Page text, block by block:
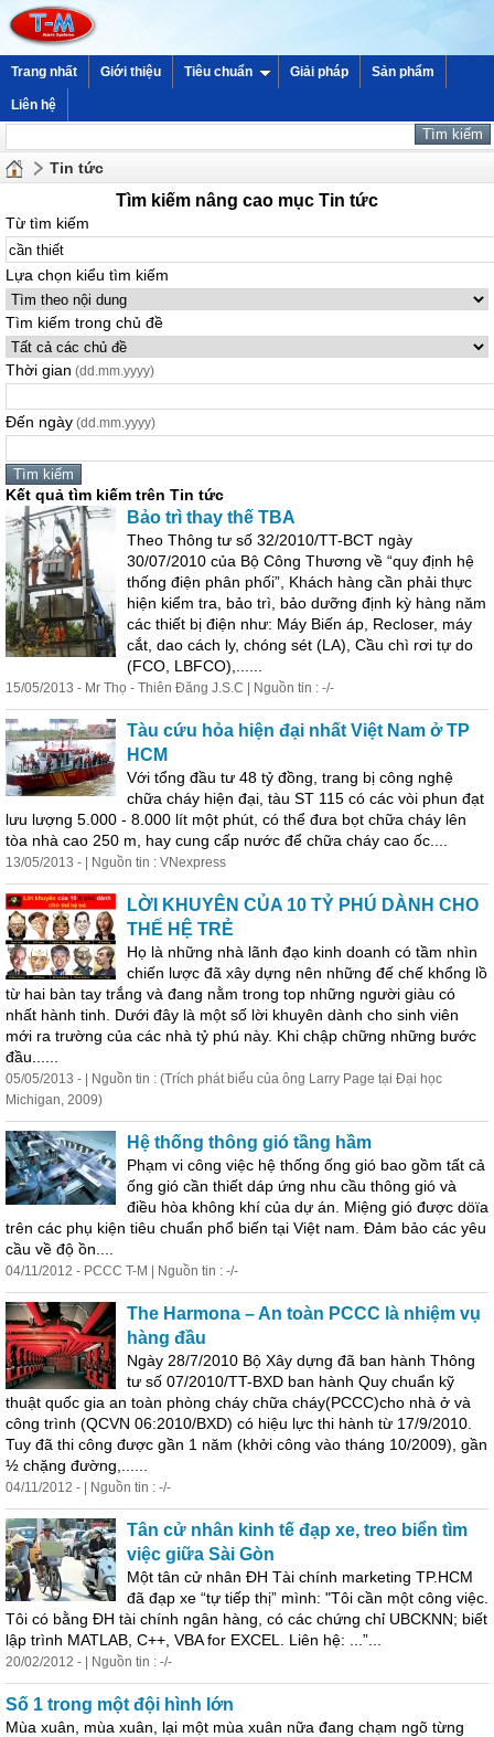
Trang nhất Giới thiệu Tiêu chuẩn Giải pháp Sản phẩm
Liên hệ
Tin tức
Tìm kiếm nâng cao mục Tin tức
Từ tìm kiếm
Lựa chọn kiểu tìm kiếm
Tìm kiếm trong chủ đề
Thời gian (dd.mm.yyyy)
Đến ngày (dd.mm.yyyy)
Kết quả tìm kiếm trên Tin tức
Bảo trì thay thế TBA
Theo Thông tư số 32/2010/TT-BCT ngày
30/07/2010 của Bộ Công Thương về “quy định hệ
thống điện phân phối”, Khách hàng cần phải thực
hiện kiểm tra, bảo trì, bảo dưỡng định kỳ hàng năm
các thiết bị điện như: Máy Biến áp, Recloser, máy
cắt, dao cách ly, chóng sét (LA), Cầu chì rơi tự do
(FCO, LBFCO),......
15/05/2013 - Mr Thọ - Thiên Đăng J.S.C | Nguồn tin : -/-
Tàu cứu hỏa hiện đại nhất Việt Nam ở TP
HCM
Với tổng đầu tư 48 tỷ đồng, trang bị công nghệ
chữa cháy hiện đại, tàu ST 115 có các vòi phun đạt
lưu lượng 5.000 - 8.000 lít một phút, có thể đưa bọt chữa cháy lên
tòa nhà cao 250 m, hay cung cấp nước để chữa cháy cao ốc....
13/05/2013 - | Nguồn tin : VNexpress
LỜI KHUYÊN CỦA 10 TỶ PHÚ DÀNH CHO
THẾ HỆ TRẺ
Họ là những nhà lãnh đạo kinh doanh có tầm nhìn
chiến lược đã xây dựng nên những đế chế khổng lồ
từ hai bàn tay trắng và đang nằm trong top những người giàu có
nhất hành tinh. Dưới đây là một số lời khuyên dành cho sinh viên
mới ra trường của các nhà tỷ phú này. Khi chập chững những bước
đầu......
05/05/2013 - | Nguồn tin : (Trích phát biểu của ông Larry Page tại Đại học
Michigan, 2009)
Hệ thống thông gió tầng hầm
Phạm vi công việc hệ thống ống gió bao gồm tất cả
ống gió cần thiết dáp ứng nhu cầu thông gió và
điều hòa không khí của dự án. Miệng gió được döïa
trên các phụ kiện tiêu chuẩn phổ biến tại Việt nam. Đảm bảo các yêu
cầu về độ ồn....
04/11/2012 - PCCC T-M | Nguồn tin : -/-
The Harmona – An toàn PCCC là nhiệm vụ
hàng đầu
Ngày 28/7/2010 Bộ Xây dựng đã ban hành Thông
tư số 07/2010/TT-BXD ban hành Quy chuẩn kỹ
thuật quốc gia an toàn phòng cháy chữa cháy(PCCC)cho nhà ở và
công trình (QCVN 06:2010/BXD) có hiệu lực thi hành từ 17/9/2010.
Tuy đã thi công được gần 1 năm (khởi công vào tháng 10/2009), gần
½ chặng đường,......
04/11/2012 - | Nguồn tin : -/-
Tân cử nhân kinh tế đạp xe, treo biển tìm
việc giữa Sài Gòn
Một tân cử nhân ĐH Tài chính marketing TP.HCM
đã đạp xe “tự tiếp thị” mình: "Tôi cần một công việc.
Tôi có bằng ĐH tài chính ngân hàng, có các chứng chỉ UBCKNN; biết
lập trình MATLAB, C++, VBA for EXCEL. Liên hệ: ...”...
20/02/2012 - | Nguồn tin : -/-
Số 1 trong một đội hình lớn
Mùa xuân, mùa xuân, lại một mùa xuân nữa đang chạm ngõ từng